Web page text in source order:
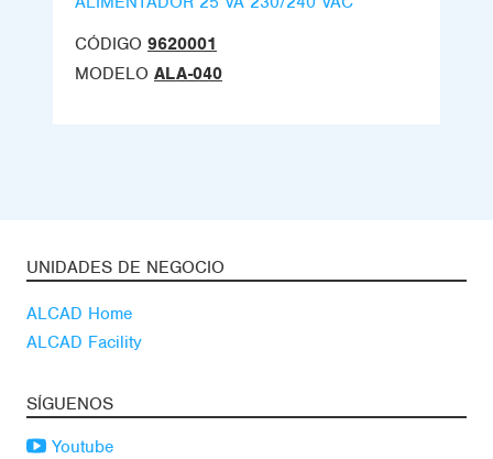
CÓDIGO 9620001
MODELO ALA-040
UNIDADES DE NEGOCIO
ALCAD Home
ALCAD Facility
SÍGUENOS
Youtube